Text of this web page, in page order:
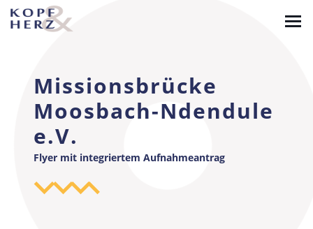
Skip
Missionsbrücke
Moosbach-Ndendule
e.V.
Flyer mit integriertem Aufnahmeantrag